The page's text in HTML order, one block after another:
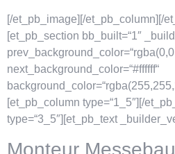
[/et_pb_image][/et_pb_column][/
[et_pb_section bb_built=“1″
next_background_color=“#ffffff“
[et_pb_column type=“1_5″][/
type=“3_5″][et_pb_text
Monteur